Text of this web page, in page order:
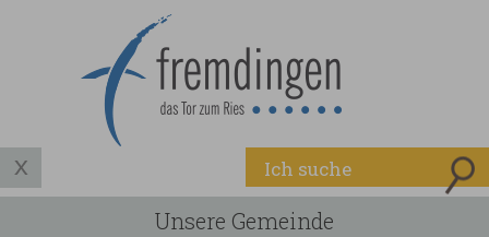
Unsere Gemeinde